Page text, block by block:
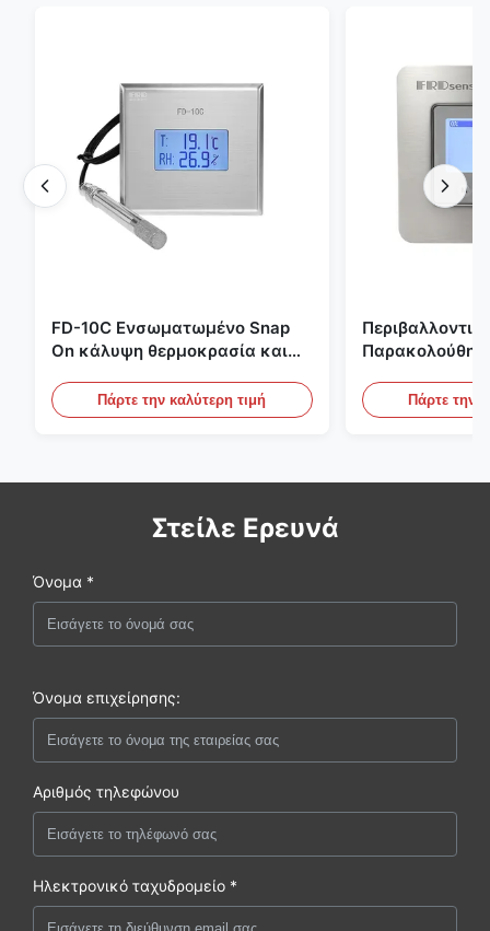
FD-10C Ενσωματωμένο Snap
On κάλυψη θερμοκρασία και
αντηλιακό οθόνη από
ανοξείδωτο χάλυβα
Πάρτε την καλύτερη τιμή
Ανοξείδωτο
20mA/RS485
Πάρτε την
Στείλε Ερευνά
Όνομα *
Όνομα επιχείρησης:
Αριθμός τηλεφώνου
Ηλεκτρονικό ταχυδρομείο *